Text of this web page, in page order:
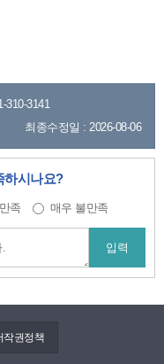
310-3141
최종수정일 : 2026-08-06
하시나요?
족 매우 불만족
작권정책